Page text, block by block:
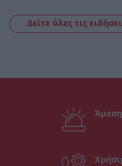
Δείτε όλες τις